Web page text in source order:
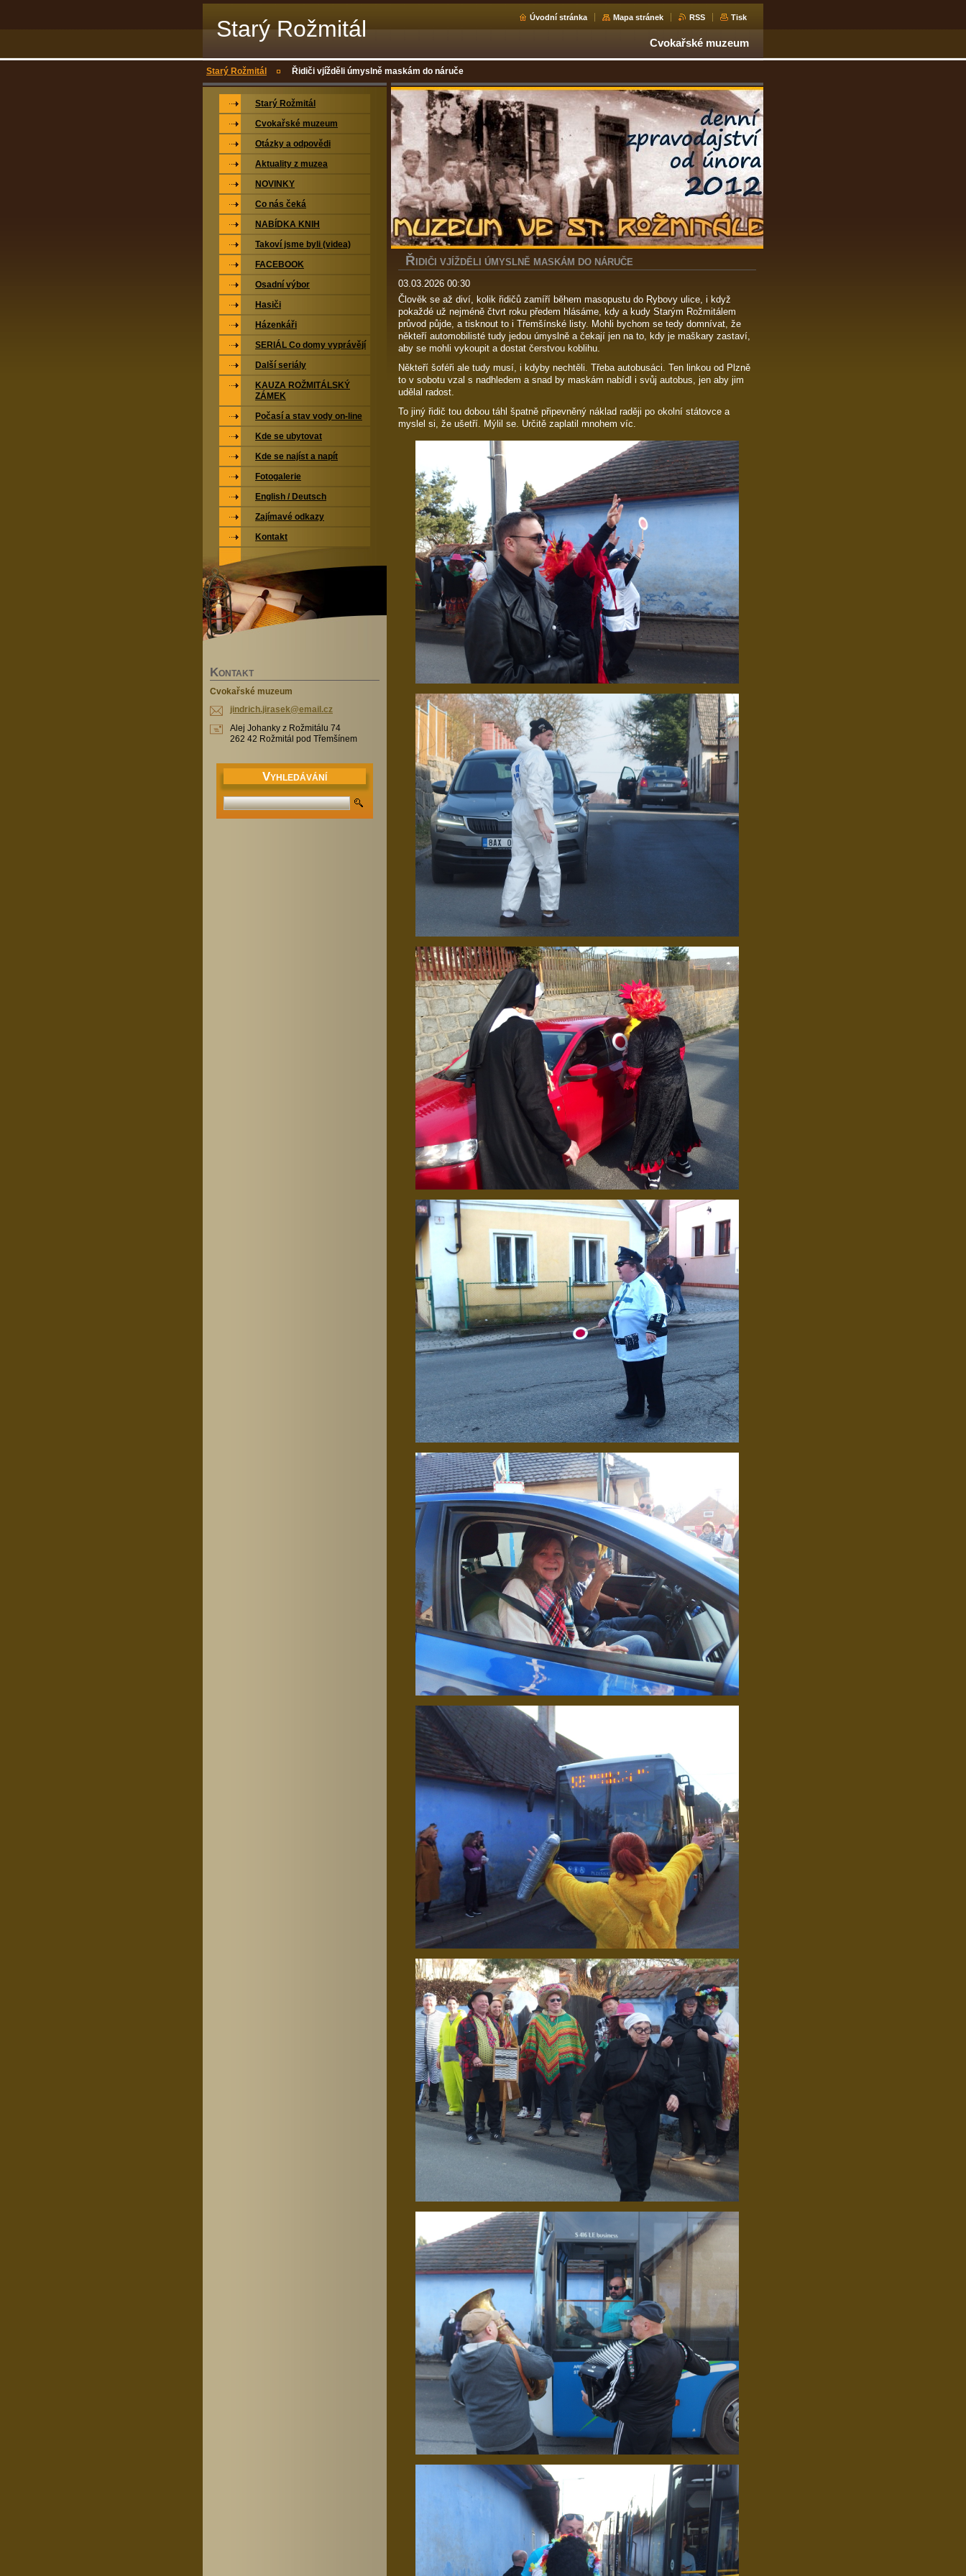
Starý Rožmitál Úvodní stránka Mapa stránek RSS Tisk
Cvokařské muzeum
Starý Rožmitál Řidiči vjížděli úmyslně maskám do náruče
Ř IDIČI VJÍŽDĚLI ÚMYSLNĚ MASKÁM DO NÁRUČE
03.03.2026 00:30
Člověk se až diví, kolik řidičů zamíří během masopustu do Rybovy ulice, i když
pokaždé už nejméně čtvrt roku předem hlásáme, kdy a kudy Starým Rožmitálem
průvod půjde, a tisknout to i Třemšínské listy. Mohli bychom se tedy domnívat, že
někteří automobilisté tudy jedou úmyslně a čekají jen na to, kdy je maškary zastaví,
aby se mohli vykoupit a dostat čerstvou koblihu.
Někteří šoféři ale tudy musí, i kdyby nechtěli. Třeba autobusáci. Ten linkou od Plzně
to v sobotu vzal s nadhledem a snad by maskám nabídl i svůj autobus, jen aby jim
udělal radost.
To jiný řidič tou dobou táhl špatně připevněný náklad raději po okolní státovce a
myslel si, že ušetří. Mýlil se. Určitě zaplatil mnohem víc.
Starý Rožmitál
Cvokařské muzeum
Otázky a odpovědi
Aktuality z muzea
NOVINKY
Co nás čeká
NABÍDKA KNIH
Takoví jsme byli (videa)
FACEBOOK
Osadní výbor
Hasiči
Házenkáři
SERIÁL Co domy vyprávějí
Další seriály
KAUZA ROŽMITÁLSKÝ
ZÁMEK
Počasí a stav vody on-line
Kde se ubytovat
Kde se najíst a napít
Fotogalerie
English / Deutsch
Zajímavé odkazy
Kontakt
KONTAKT
Cvokařské muzeum
jindrich.jirasek@email.cz
Alej Johanky z Rožmitálu 74
262 42 Rožmitál pod Třemšínem
VYHLEDÁVÁNÍ